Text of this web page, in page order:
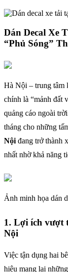
Dán Decal Xe
“Phủ Sóng”
Hà Nội – trung tâm
chính là “mảnh đất
quảng cáo ngoài
tháng cho những
Nội đang trở thành
nhất nhờ khả năng
Ảnh minh họa dán
1. Lợi ích vượt
Nội
Việc tận dụng hai
hiệu mang lại